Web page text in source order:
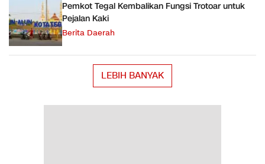
Pemkot Tegal Kembalikan Fungsi Trotoar untuk
Pejalan Kaki
Berita Daerah
LEBIH BANYAK